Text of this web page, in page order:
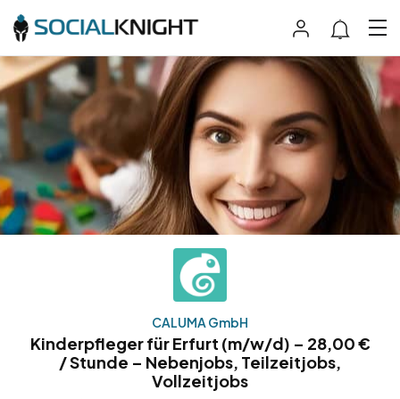
CALUMA GmbH
Kinderpfleger für Erfurt (m/w/d) – 28,00 €
/ Stunde – Nebenjobs, Teilzeitjobs,
Vollzeitjobs